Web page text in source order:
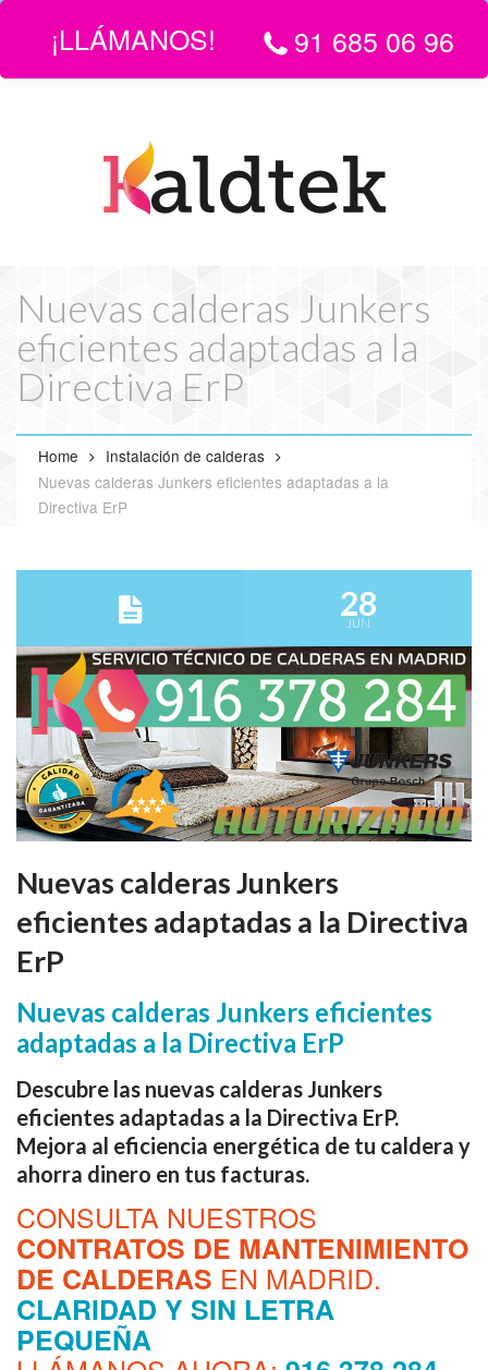
LLÁMANOS:916 850 696 | EMAIL
info@servicio-tecnico-de-
calderas-en-madrid.com
Nuevas calderas Junkers
eficientes adaptadas a la
Directiva ErP
Home
Instalación de calderas
Nuevas calderas Junkers eficientes adaptadas a la
Directiva ErP
28
JUN
Nuevas calderas Junkers
eficientes adaptadas a la Directiva
ErP
Nuevas calderas Junkers eficientes
adaptadas a la Directiva ErP
Descubre las nuevas calderas Junkers
eficientes adaptadas a la Directiva ErP.
Mejora al eficiencia energética de tu caldera y
ahorra dinero en tus facturas.
CONSULTA NUESTROS
CONTRATOS DE MANTENIMIENTO
DE CALDERAS EN MADRID.
CLARIDAD Y SIN LETRA
PEQUEÑA
¡LLÁMANOS! 91 685 06 96